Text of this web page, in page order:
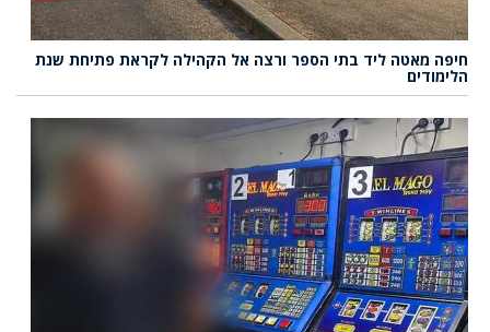
חיפה מאטה ליד בתי הספר ורצה אל הקהילה לקראת פתיחת שנת
הלימודים